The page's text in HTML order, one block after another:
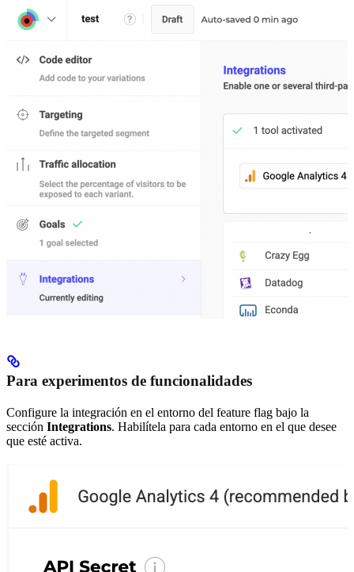
Para experimentos de funcionalidades
Configure la integración en el entorno del feature flag bajo la
sección Integrations. Habilítela para cada entorno en el que desee
que esté activa.